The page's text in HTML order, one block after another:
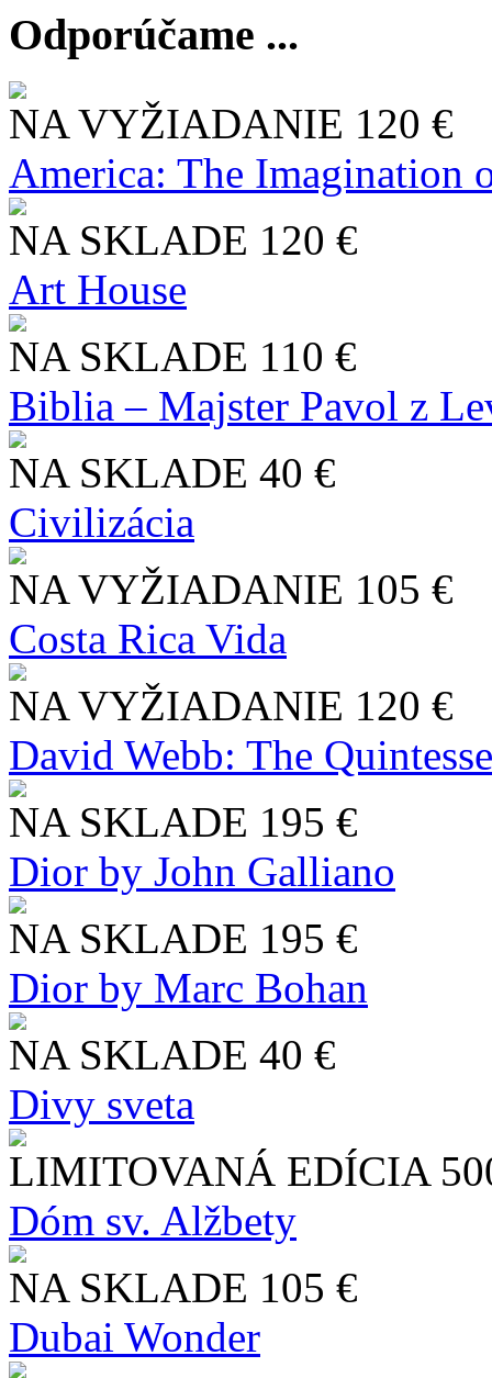
Odporúčame ...
NA VYŽIADANIE 120 €
America: The Imagination
NA SKLADE 120 €
Art House
NA SKLADE 110 €
Biblia – Majster Pavol z
NA SKLADE 40 €
Civilizácia
NA VYŽIADANIE 105 €
Costa Rica Vida
NA VYŽIADANIE 120 €
David Webb: The
NA SKLADE 195 €
Dior by John Galliano
NA SKLADE 195 €
Dior by Marc Bohan
NA SKLADE 40 €
Divy sveta
LIMITOVANÁ EDÍCIA
Dóm sv. Alžbety
NA SKLADE 105 €
Dubai Wonder